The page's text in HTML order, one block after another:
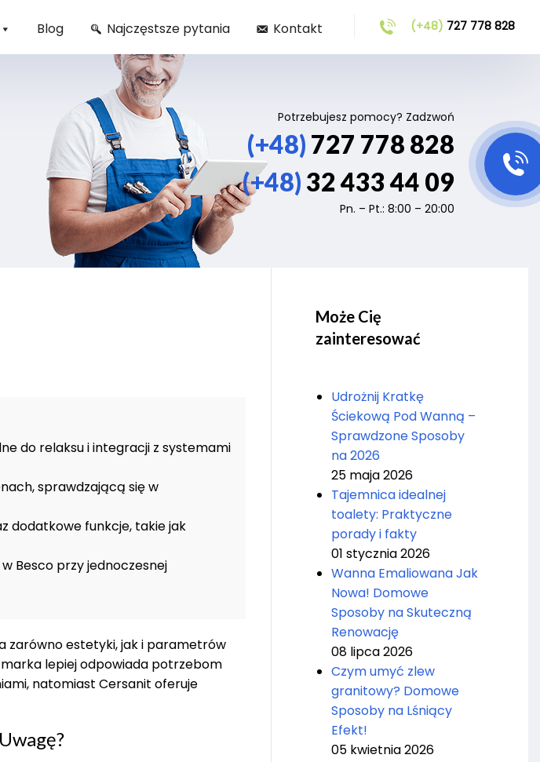
(+48) 727 778 828
Blog Najczęstsze pytania Kontakt
Potrzebujesz pomocy? Zadzwoń
(+48) 727 778 828
(+48) 32 433 44 09
Pn. – Pt.: 8:00 – 20:00
do relaksu i integracji z systemami
sprawdzającą się w
dodatkowe funkcje, takie jak
Besco przy jednoczesnej
zarówno estetyki, jak i parametrów
lepiej odpowiada potrzebom
natomiast Cersanit oferuje
Może Cię
zainteresować
Udrożnij Kratkę
Ściekową Pod Wanną –
Sprawdzone Sposoby
na 2026
25 maja 2026
Tajemnica idealnej
toalety: Praktyczne
porady i fakty
01 stycznia 2026
Wanna Emaliowana Jak
Nowa! Domowe
Sposoby na Skuteczną
Renowację
08 lipca 2026
Czym umyć zlew
granitowy? Domowe
Sposoby na Lśniący
Efekt!
05 kwietnia 2026